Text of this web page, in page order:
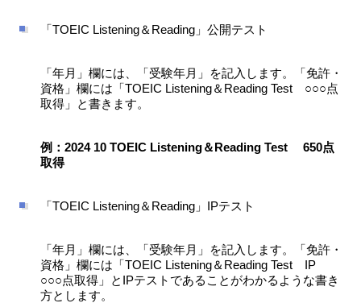
「TOEIC Listening＆Reading」公開テスト
「年月」欄には、「受験年月」を記入します。「免許・
資格」欄には「TOEIC Listening＆Reading Test ○○○点
取得」と書きます。
例：2024 10 TOEIC Listening＆Reading Test 650点
取得
「TOEIC Listening＆Reading」IPテスト
「年月」欄には、「受験年月」を記入します。「免許・
資格」欄には「TOEIC Listening＆Reading Test IP
○○○点取得」とIPテストであることがわかるような書き
方とします。